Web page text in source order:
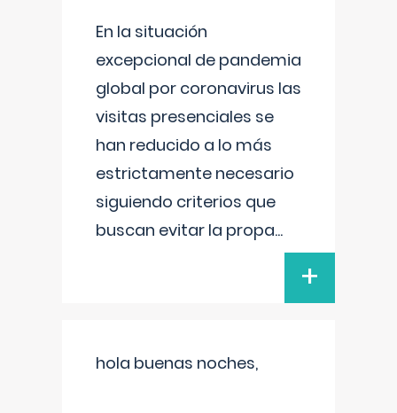
En la situación
excepcional de pandemia
global por coronavirus las
visitas presenciales se
han reducido a lo más
estrictamente necesario
siguiendo criterios que
buscan evitar la propa...
+
hola buenas noches,